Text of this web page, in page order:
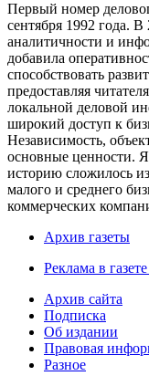
Первый номер
сентября 1992 года.
аналитичности и
добавила
способствовать
предоставляя
локальной деловой
широкий доступ к
Независимость,
основные ценности.
историю сложилось
малого и среднего
коммерческих
Архив газеты
Реклама в
Архив сайта
Подписка
Об издании
Правовая
Разное